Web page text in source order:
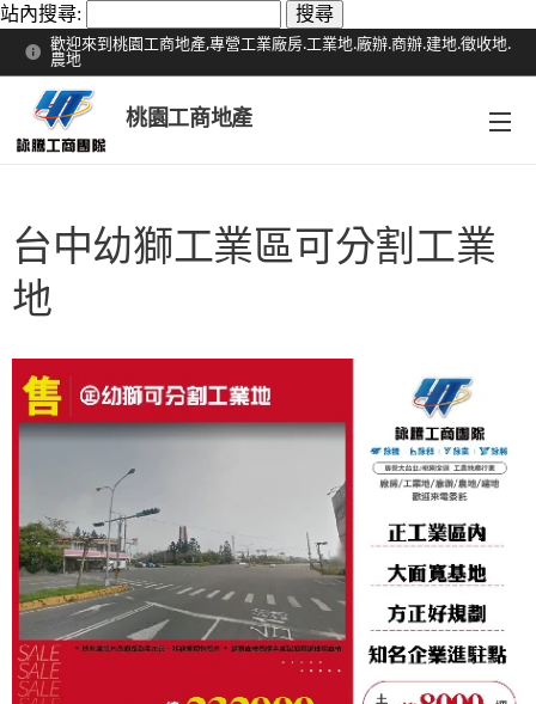
站內搜尋:
歡迎來到桃園工商地產,專營工業廠房.工業地.廠辦.商辦.建地.徵收地.
農地
桃園工商地產
台中幼獅工業區可分割工業
地